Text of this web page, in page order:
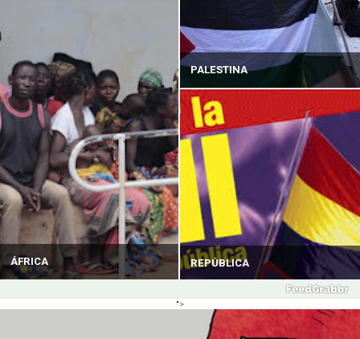
ÁFRICA
PALESTINA
REPÚBLICA
">